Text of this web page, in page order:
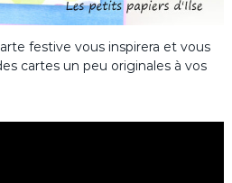
festive vous inspirera et vous
cartes un peu originales à vos